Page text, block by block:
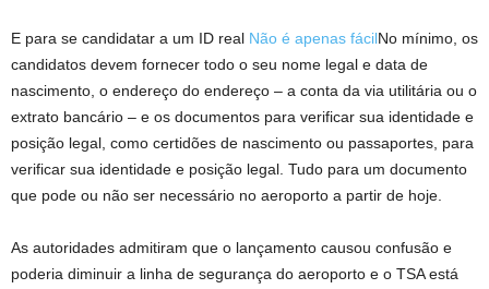
E para se candidatar a um ID real Não é apenas fácilNo mínimo, os
candidatos devem fornecer todo o seu nome legal e data de
nascimento, o endereço do endereço – a conta da via utilitária ou o
extrato bancário – e os documentos para verificar sua identidade e
posição legal, como certidões de nascimento ou passaportes, para
verificar sua identidade e posição legal. Tudo para um documento
que pode ou não ser necessário no aeroporto a partir de hoje.
As autoridades admitiram que o lançamento causou confusão e
poderia diminuir a linha de segurança do aeroporto e o TSA está